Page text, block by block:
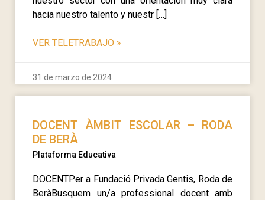
hacia nuestro talento y nuestr […]
VER TELETRABAJO »
31 de marzo de 2024
DOCENT ÀMBIT ESCOLAR – RODA
DE BERÀ
Plataforma Educativa
DOCENTPer a Fundació Privada Gentis, Roda de
BeràBusquem un/a professional docent amb